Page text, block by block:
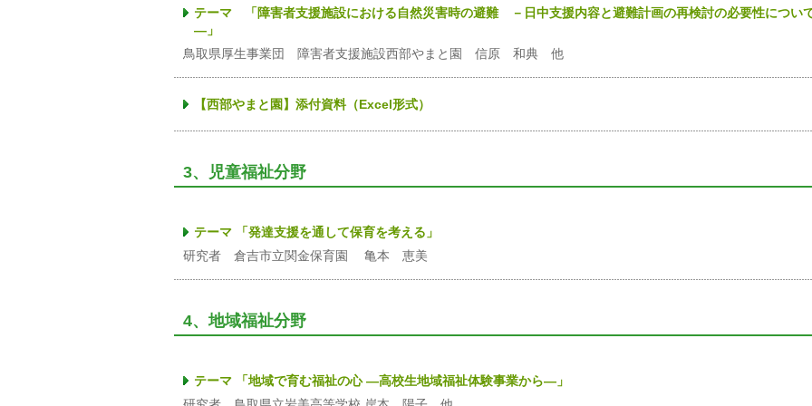
テーマ 「障害者支援施設における自然災害時の避難 －日中支援内容と避難計画の再検討の必要性につい
―」
鳥取県厚生事業団 障害者支援施設西部やまと園 信原 和典 他
【西部やまと園】添付資料（Excel形式）
3、児童福祉分野
テーマ 「発達支援を通して保育を考える」
研究者 倉吉市立関金保育園 亀本 恵美
4、地域福祉分野
テーマ 「地域で育む福祉の心 ―高校生地域福祉体験事業から―」